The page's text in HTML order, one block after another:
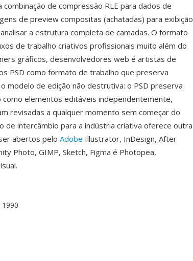
combinação de compressão RLE para dados de
de preview compositas (achatadas) para exibição
a estrutura completa de camadas. O formato
de trabalho criativos profissionais muito além do
gráficos, desenvolvedores web é artistas de
PSD como formato de trabalho que preserva
modelo de edição não destrutiva: o PSD preserva
como elementos editáveis independentemente,
revisadas a qualquer momento sem começar do
de intercâmbio para a indústria criativa oferece outra
abertos pelo Adobe Illustrator, InDesign, After
Photo, GIMP, Sketch, Figma é Photopea,